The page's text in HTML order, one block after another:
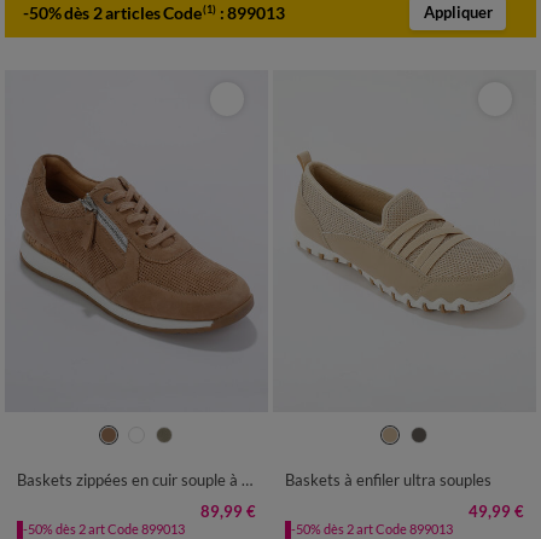
-50% dès 2 articles Code(1) :899013 Appliquer
37 38 39
Baskets zippées en cuir souple à semelle bimatière
89,99 €
-50% dès 2 art Code 899013
38 39
Baskets à enfiler ultra souples
49,99 €
-50% dès 2 art Code 899013